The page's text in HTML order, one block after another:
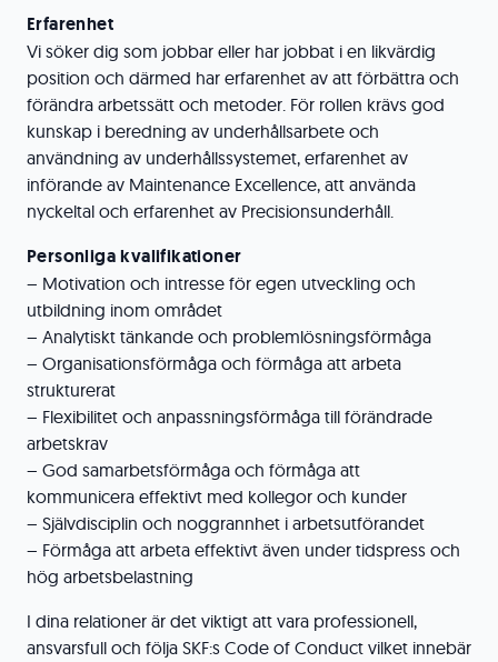
Erfarenhet
Vi söker dig som jobbar eller har jobbat i en likvärdig
position och därmed har erfarenhet av att förbättra och
förändra arbetssätt och metoder. För rollen krävs god
kunskap i beredning av underhållsarbete och
användning av underhållssystemet, erfarenhet av
införande av Maintenance Excellence, att använda
nyckeltal och erfarenhet av Precisionsunderhåll.
Personliga kvalifikationer
– Motivation och intresse för egen utveckling och
utbildning inom området
– Analytiskt tänkande och problemlösningsförmåga
– Organisationsförmåga och förmåga att arbeta
strukturerat
– Flexibilitet och anpassningsförmåga till förändrade
arbetskrav
– God samarbetsförmåga och förmåga att
kommunicera effektivt med kollegor och kunder
– Självdisciplin och noggrannhet i arbetsutförandet
– Förmåga att arbeta effektivt även under tidspress och
hög arbetsbelastning
I dina relationer är det viktigt att vara professionell,
ansvarsfull och följa SKF:s Code of Conduct vilket innebär